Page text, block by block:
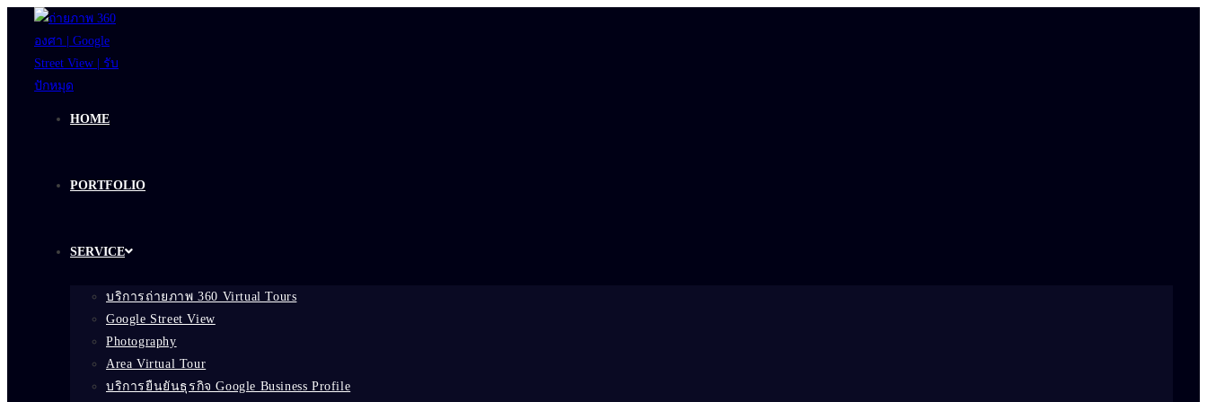
content
HOME
PORTFOLIO
SERVICE
บริการถ่ายภาพ 360 Virtual Tours
Google Street View
Photography
Area Virtual Tour
บริการยืนยันธุรกิจ Google Business Profile